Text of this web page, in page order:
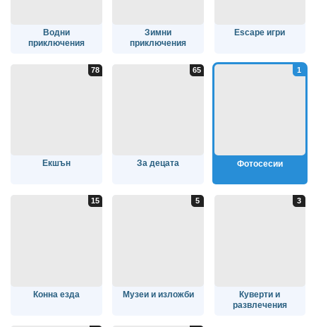
Водни
приключения
Зимни
приключения
Escape игри
Екшън За децата Фотосесии
Конна езда Музеи и изложби
Куверти и
развлечения